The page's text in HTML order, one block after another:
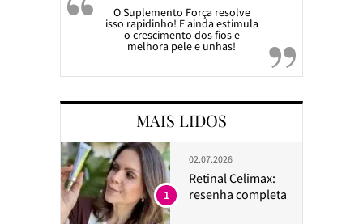
O Suplemento Força resolve
isso rapidinho! E ainda estimula
o crescimento dos fios e
melhora pele e unhas!
MAIS LIDOS
02.07.2026
Retinal Celimax:
resenha completa
1